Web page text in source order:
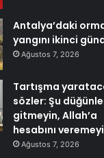
Antalya’daki
yangını ikinci
Ağustos 7, 2026
Tartışma
sözler: Şu
gitmeyin, Allah’a
hesabını
Ağustos 7, 2026